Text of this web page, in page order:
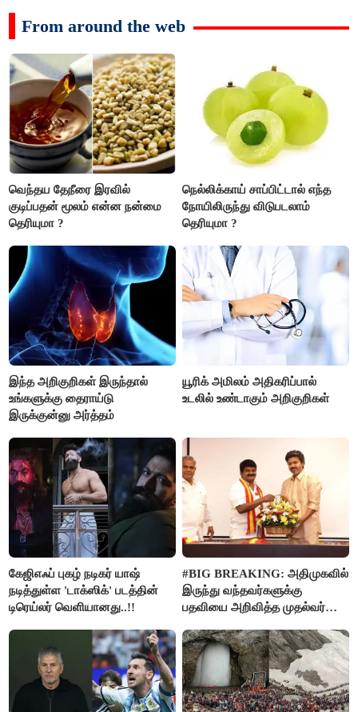
From around the web
வெந்தய தேநீரை இரவில்
குடிப்பதன் மூலம் என்ன நன்மை
தெரியுமா ?
நெல்லிக்காய் சாப்பிட்டால் எந்த
நோயிலிருந்து விடுபடலாம்
தெரியுமா ?
இந்த அறிகுறிகள் இருந்தால்
உங்களுக்கு தைராய்டு
இருக்குன்னு அர்த்தம்
யூரிக் அமிலம் அதிகரிப்பால்
உடலில் உண்டாகும் அறிகுறிகள்
கேஜிஎஃப் புகழ் நடிகர் யாஷ்
நடித்துள்ள 'டாக்‌ஸிக்' படத்தின்
டிரெய்லர் வெளியானது..!!
#BIG BREAKING: அதிமுகவில்
இருந்து வந்தவர்களுக்கு
பதவியை அறிவித்த முதல்வர்